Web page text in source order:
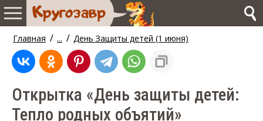
Главная / ... / День Защиты детей (1 июня)
Открытка «День защиты детей:
Тепло родных объятий»